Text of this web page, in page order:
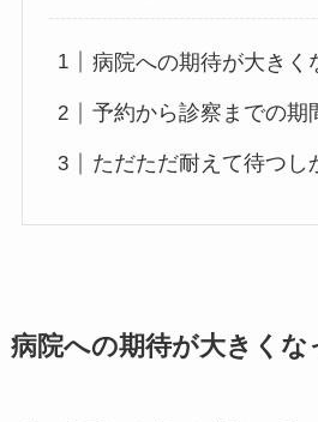
病院への期待が大きく
予約から診察までの期
ただただ耐えて待つし
病院への期待が大きくな